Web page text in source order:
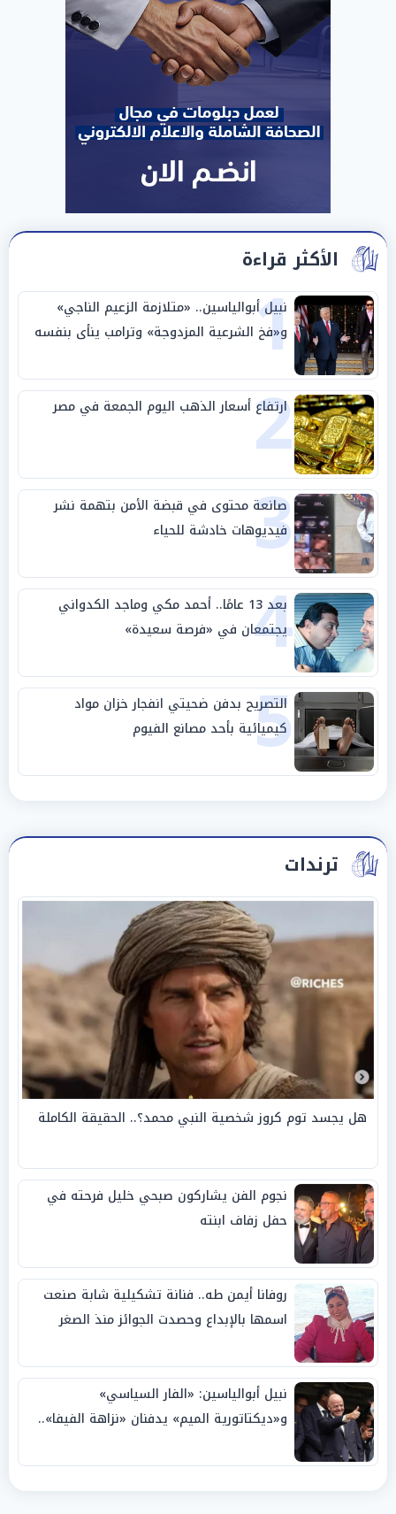
الأكثر قراءة
1
نبيل أبوالياسين.. «متلازمة الزعيم الناجي»
و«فخ الشرعية المزدوجة» وترامب ينأى بنفسه
وحليفه في «ميتم استراتيجي»
2
ارتفاع أسعار الذهب اليوم الجمعة في مصر
3
صانعة محتوى في قبضة الأمن بتهمة نشر
فيديوهات خادشة للحياء
4 بعد 13 عامًا.. أحمد مكي وماجد الكدواني
يجتمعان في «فرصة سعيدة»
5
التصريح بدفن ضحيتي انفجار خزان مواد
كيميائية بأحد مصانع الفيوم
ترندات
هل يجسد توم كروز شخصية النبي محمد؟.. الحقيقة الكاملة
نجوم الفن يشاركون صبحي خليل فرحته في
حفل زفاف ابنته
روفانا أيمن طه.. فنانة تشكيلية شابة صنعت
اسمها بالإبداع وحصدت الجوائز منذ الصغر
نبيل أبوالياسين: «الفار السياسي»
و«ديكتاتورية الميم» يدفنان «نزاهة الفيفا»..